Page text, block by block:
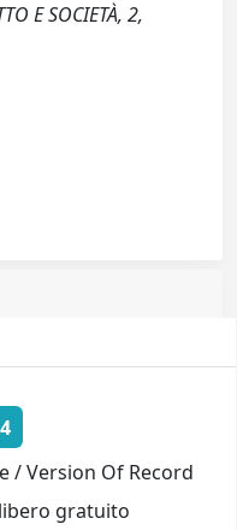
E SOCIETÀ, 2,
/ Version Of Record
gratuito